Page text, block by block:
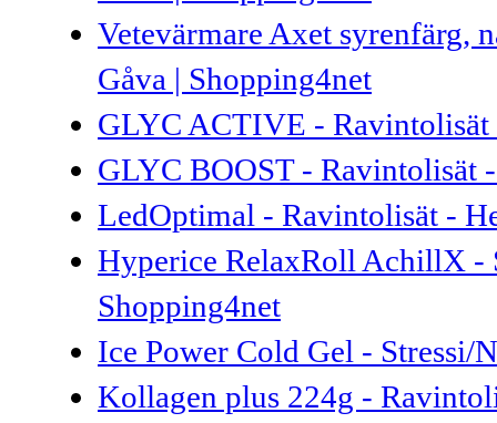
Vetevärmare Axet syrenfärg,
Gåva | Shopping4net
GLYC ACTIVE -
GLYC BOOST - Ravintolisät
LedOptimal - Ravintolisät -
Hyperice RelaxRoll AchillX -
Shopping4net
Ice Power Cold Gel -
Kollagen plus 224g -